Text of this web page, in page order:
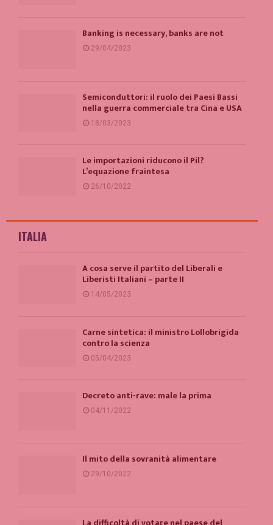
Banking is necessary, banks are not
29/04/2023
Semiconduttori: il ruolo dei Paesi Bassi
nella guerra commerciale tra Cina e USA
18/03/2023
Le importazioni riducono il Pil?
L’equazione fraintesa
26/10/2022
ITALIA
A cosa serve il partito del Liberali e
Liberisti Italiani – parte II
14/05/2023
Carne sintetica: il ministro Lollobrigida
contro la scienza
05/04/2023
Decreto anti-rave: male la prima
04/11/2022
Il mito della sovranità alimentare
29/10/2022